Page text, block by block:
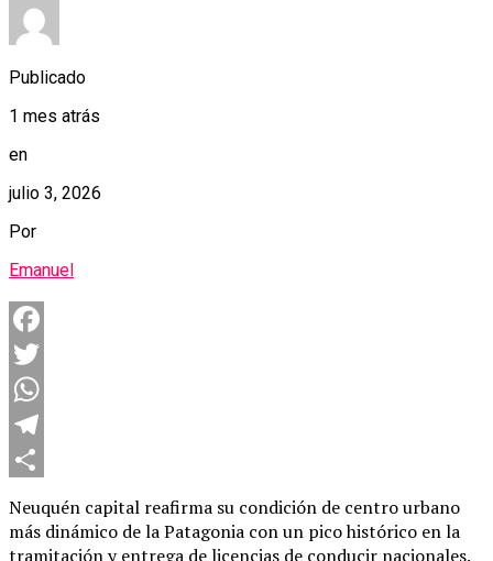
Publicado
1 mes atrás
en
julio 3, 2026
Por
Emanuel
Facebook
Twitter
WhatsApp
Telegram
Neuquén capital reafirma su condición de centro urbano
más dinámico de la Patagonia con un pico histórico en la
tramitación y entrega de licencias de conducir nacionales.